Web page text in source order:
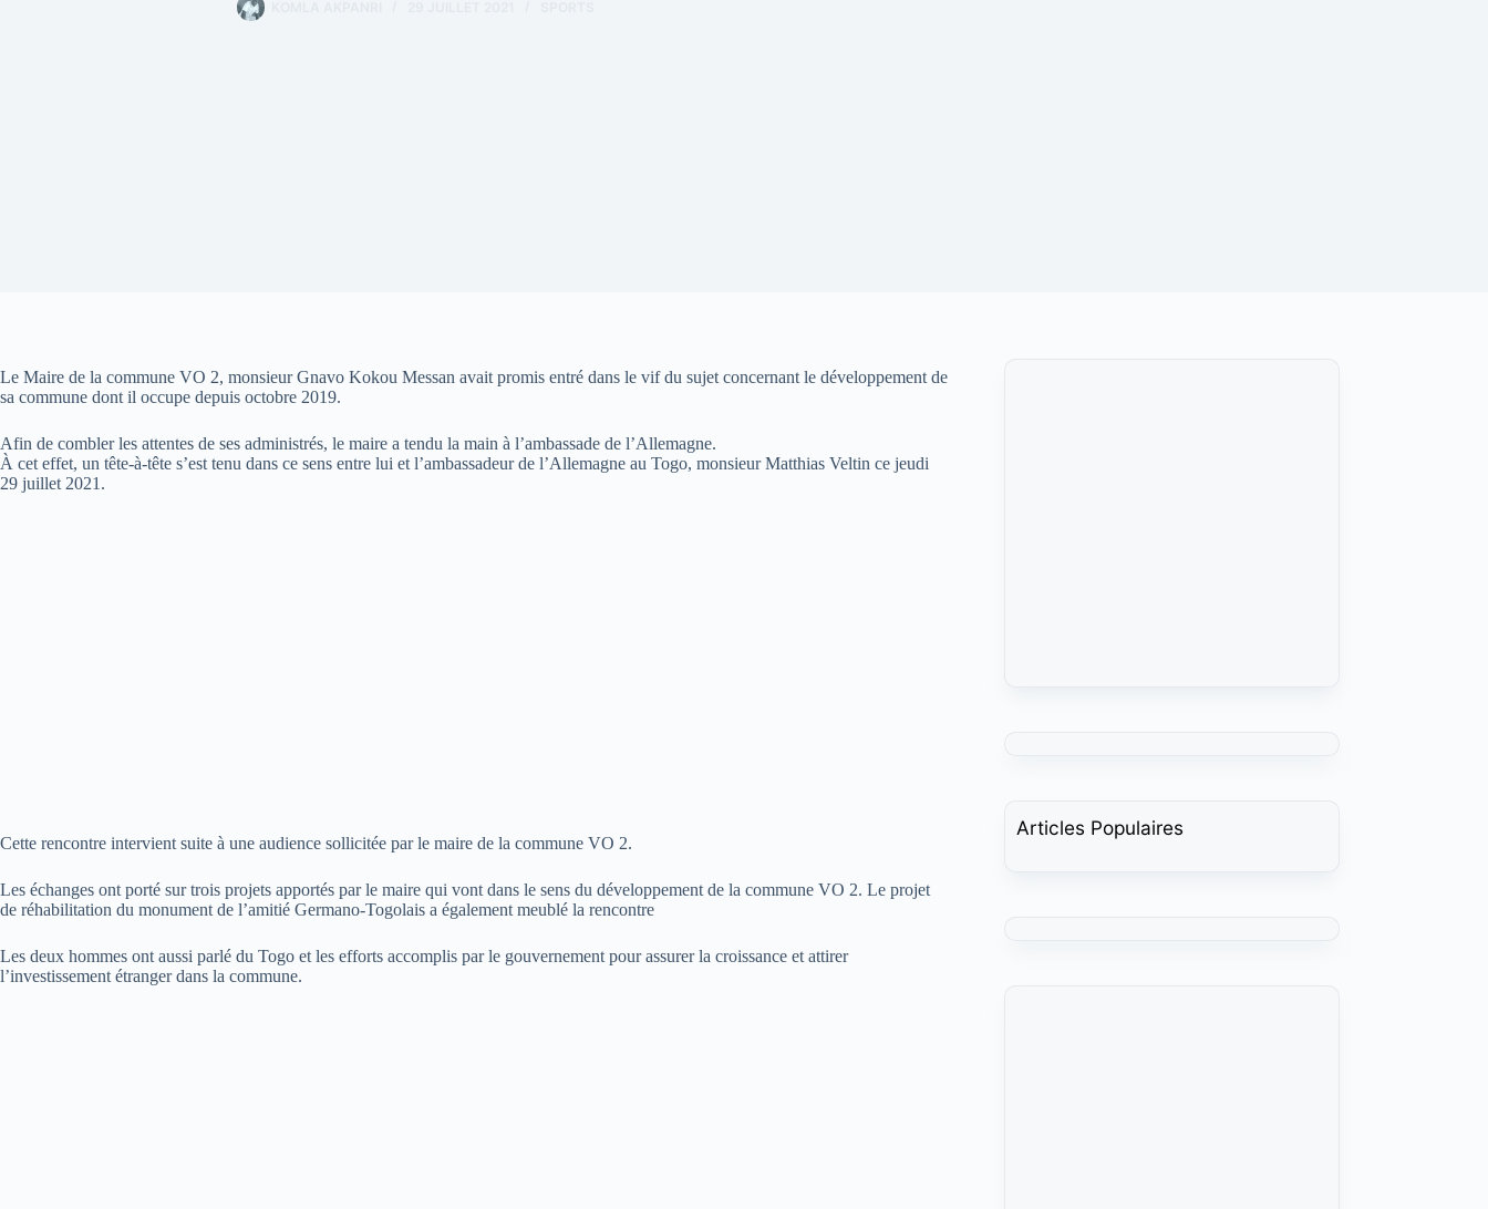
Le Maire de la commune VO 2, monsieur Gnavo Kokou Messan avait promis entré dans le vif du sujet concernant le développement de
sa commune dont il occupe depuis octobre 2019.
Afin de combler les attentes de ses administrés, le maire a tendu la main à l’ambassade de l’Allemagne.
À cet effet, un tête-à-tête s’est tenu dans ce sens entre lui et l’ambassadeur de l’Allemagne au Togo, monsieur Matthias Veltin ce jeudi
29 juillet 2021.
Cette rencontre intervient suite à une audience sollicitée par le maire de la commune VO 2.
Les échanges ont porté sur trois projets apportés par le maire qui vont dans le sens du développement de la commune VO 2. Le projet
de réhabilitation du monument de l’amitié Germano-Togolais a également meublé la rencontre
Les deux hommes ont aussi parlé du Togo et les efforts accomplis par le gouvernement pour assurer la croissance et attirer
l’investissement étranger dans la commune.
Articles Populaires